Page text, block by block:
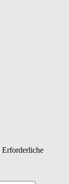
Erforderliche